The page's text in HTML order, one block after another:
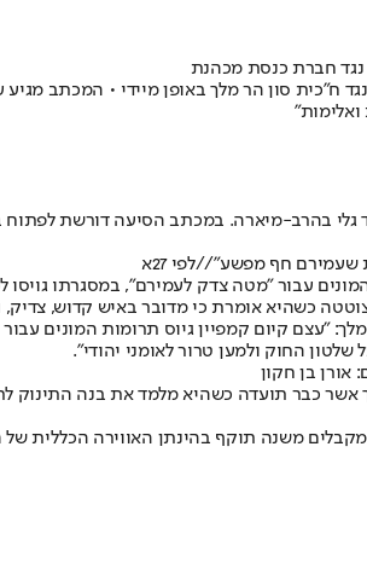
חברת כנסת מכהנת
סון הר מלך באופן מיידי • המכתב
בהרב-מיארה. במכתב הסיעה דורשת לפתוח
חף מפשע"//לפי 27א
עבור "מטה צדק לעמירם", במסגרתו גויסו
כשהיא אומרת כי מדובר באיש קדוש,
קיום קמפיין גיוס תרומות המונים עבור
החוק ולמען טרור לאומני יהודי".
אורן בן חקון
כבר תועדה כשהיא מלמד את בנה התינוק
תוקף בהינתן האווירה הכללית של